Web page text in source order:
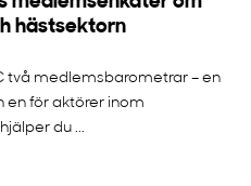
hästsektorn
två medlemsbarometrar – en
en för aktörer inom
du ...